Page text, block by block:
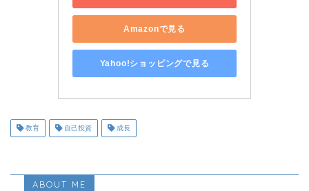
Amazonで見る
Yahoo!ショッピングで見る
教育 自己投資 成長
ABOUT ME